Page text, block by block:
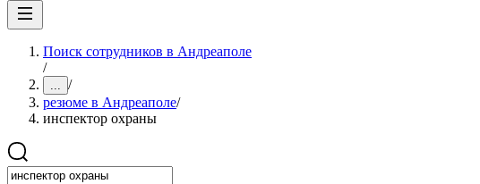
Поиск сотрудников в Андреаполе
/
... /
резюме в Андреаполе/
инспектор охраны